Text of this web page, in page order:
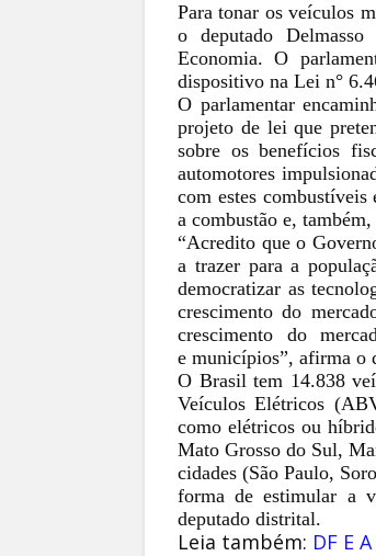
Para tonar os veículos
o deputado
Economia. O
dispositivo na Lei n°
O parlamentar
projeto de lei que
sobre os benefícios
automotores
com estes
a combustão e,
“Acredito que o
a trazer para a
democratizar as
crescimento do
crescimento do
e municípios”, afirma o
O Brasil tem 14.838
Veículos Elétricos
como elétricos ou
Mato Grosso do Sul,
cidades (São Paulo,
forma de estimular a
deputado distrital.
Leia também: DF E